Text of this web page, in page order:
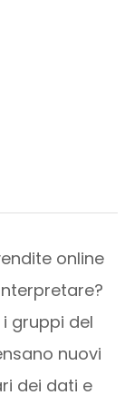
online
gruppi del
nuovi
dei dati e